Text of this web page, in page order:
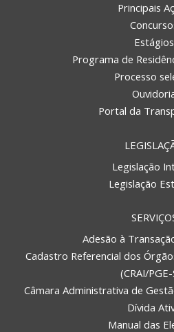
Principais
Estágios
Programa de
Processo
Portal da
Legislação
Legislação
Adesão à
Cadastro Referencial dos
(CRAI/PGE-
Câmara Administrativa de
Dívida
Manual das